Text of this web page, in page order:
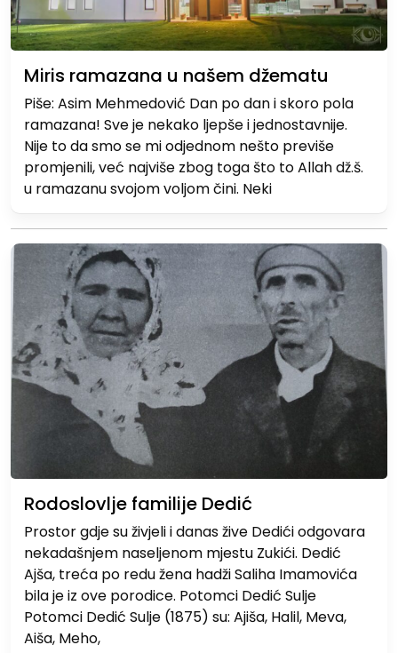
Miris ramazana u našem džematu
Piše: Asim Mehmedović Dan po dan i skoro pola
ramazana! Sve je nekako ljepše i jednostavnije.
Nije to da smo se mi odjednom nešto previše
promjenili, već najviše zbog toga što to Allah dž.š.
u ramazanu svojom voljom čini. Neki
Rodoslovlje familije Dedić
Prostor gdje su živjeli i danas žive Dedići odgovara
nekadašnjem naseljenom mjestu Zukići. Dedić
Ajša, treća po redu žena hadži Saliha Imamovića
bila je iz ove porodice. Potomci Dedić Sulje
Potomci Dedić Sulje (1875) su: Ajiša, Halil, Meva,
Aiša, Meho,